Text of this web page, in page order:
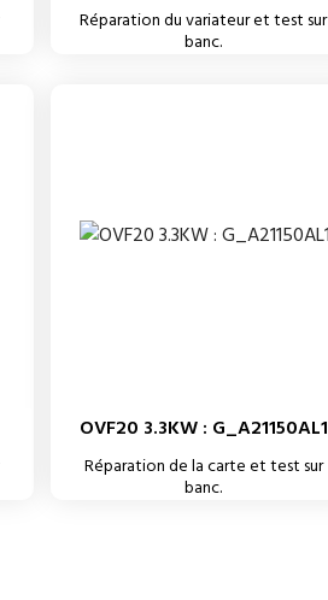
Réparation du variateur et test sur
banc.
OVF20 3.3KW : G_A21150AL1
Réparation de la carte et test sur
banc.